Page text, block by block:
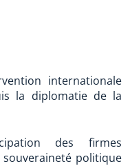
internationale
la diplomatie de la
des firmes
politique